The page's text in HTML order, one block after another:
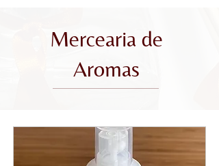
Mercearia de
Aromas